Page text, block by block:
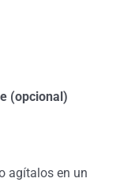
(opcional)
agítalos en un